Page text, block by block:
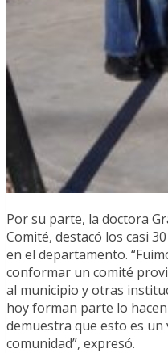
Por su parte, la doctora
Comité, destacó los casi
en el departamento.
conformar un comité
al municipio y otras
hoy forman parte lo
demuestra que esto es
comunidad”, expresó.